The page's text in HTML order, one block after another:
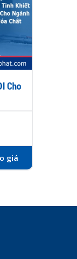
Cho
giá